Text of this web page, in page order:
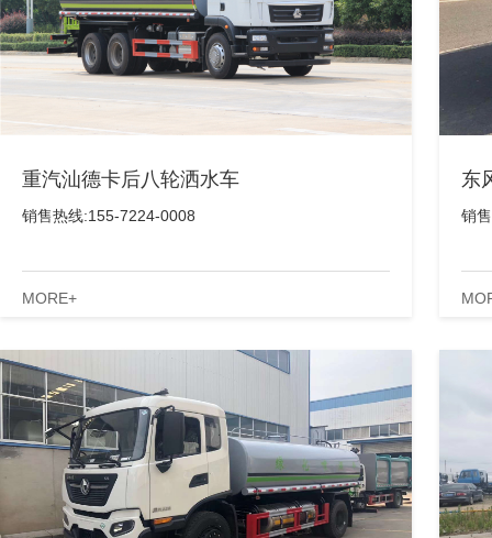
重汽汕德卡后八轮洒水车
销售热线:155-7224-0008
MORE+
东
销